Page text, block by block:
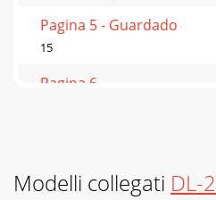
Pagina 5 - Guardado
15
Pagina 6
Modelli collegati DL-